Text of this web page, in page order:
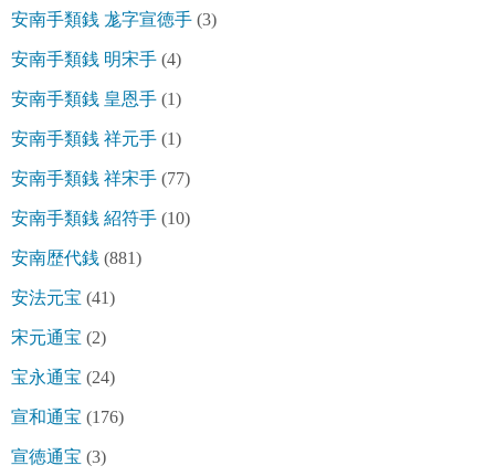
安南手類銭 尨字宣徳手 (3)
安南手類銭 明宋手 (4)
安南手類銭 皇恩手 (1)
安南手類銭 祥元手 (1)
安南手類銭 祥宋手 (77)
安南手類銭 紹符手 (10)
安南歴代銭 (881)
安法元宝 (41)
宋元通宝 (2)
宝永通宝 (24)
宣和通宝 (176)
宣徳通宝 (3)